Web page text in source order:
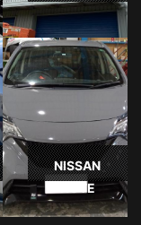
NISSAN
NOTE